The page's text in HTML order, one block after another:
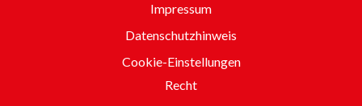
Impressum
Datenschutzhinweis
Cookie-Einstellungen
Recht